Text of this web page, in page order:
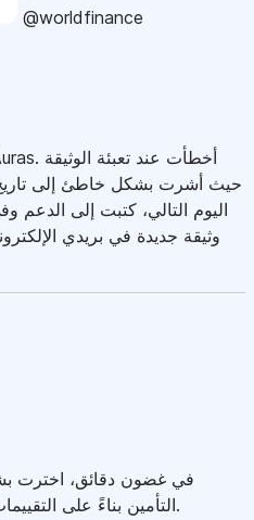
@worldfinance
حيث أشرت بشكل خاطئ إلى تاريخ
وثيقة جديدة في بريدي
في غضون دقائق، اخترت
التأمين بناءً على التقييمات، سأتصل مرة أخرى. شكرًا لك.